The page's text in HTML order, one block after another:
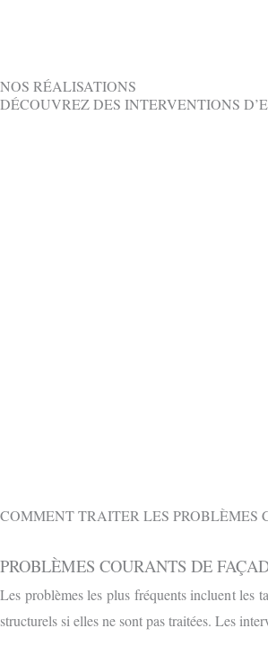
NOS RÉALISATIONS
DÉCOUVREZ DES INTERVENTIONS
COMMENT TRAITER LES PROBLÈMES
PROBLÈMES COURANTS DE
Les problèmes les plus fréquents incluent les
structurels si elles ne sont pas traitées. Les